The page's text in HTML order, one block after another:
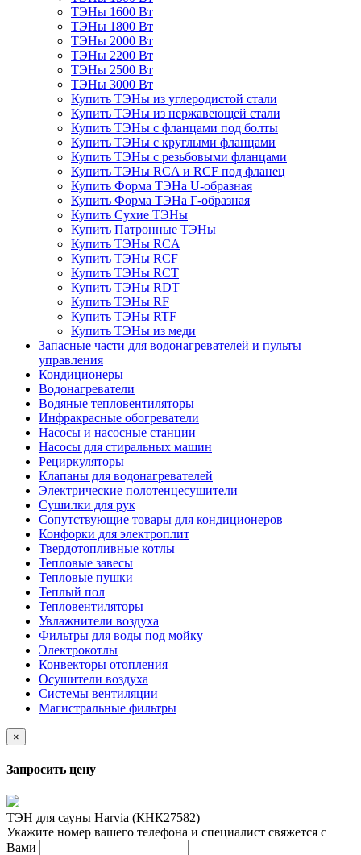
ТЭНы 1600 Вт
ТЭНы 1800 Вт
ТЭНы 2000 Вт
ТЭНы 2200 Вт
ТЭНы 2500 Вт
ТЭНы 3000 Вт
Купить ТЭНы из углеродистой стали
Купить ТЭНы из нержавеющей стали
Купить ТЭНы с фланцами под болты
Купить ТЭНы с круглыми фланцами
Купить ТЭНы с резьбовыми фланцами
Купить ТЭНы RCA и RCF под фланец
Купить Форма ТЭНа U-образная
Купить Форма ТЭНа Г-образная
Купить Сухие ТЭНы
Купить Патронные ТЭНы
Купить ТЭНы RCA
Купить ТЭНы RCF
Купить ТЭНы RCT
Купить ТЭНы RDT
Купить ТЭНы RF
Купить ТЭНы RTF
Купить ТЭНы из меди
Запасные части для водонагревателей и пульты
управления
Кондиционеры
Водонагреватели
Водяные тепловентиляторы
Инфракрасные обогреватели
Насосы и насосные станции
Насосы для стиральных машин
Рециркуляторы
Клапаны для водонагревателей
Электрические полотенцесушители
Сушилки для рук
Сопутствующие товары для кондиционеров
Конфорки для электроплит
Твердотопливные котлы
Тепловые завесы
Тепловые пушки
Теплый пол
Тепловентиляторы
Увлажнители воздуха
Фильтры для воды под мойку
Электрокотлы
Конвекторы отопления
Осушители воздуха
Системы вентиляции
Магистральные фильтры
×
Запросить цену
ТЭН для сауны Harvia (КНК27582)
Укажите номер вашего телефона и специалист свяжется с
Вами